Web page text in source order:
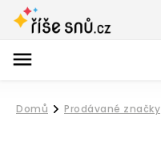
Domů
/
Prodávané značky